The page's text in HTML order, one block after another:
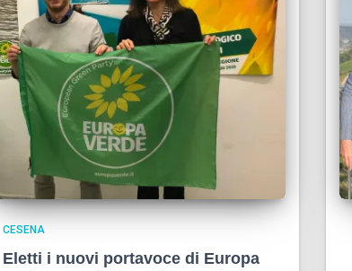
CESENA
Eletti i nuovi portavoce di Europa